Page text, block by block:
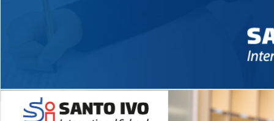
Novidades 2026 High School